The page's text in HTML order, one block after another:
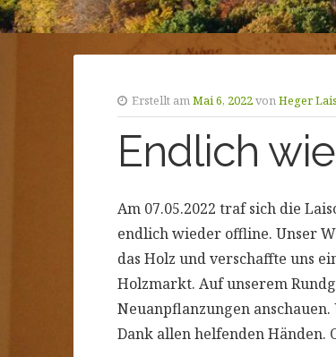
Erstellt amMai 6, 2022vonHeger
Endlich
Am 07.05.2022 traf sich die
endlich wieder offline. Unser
das Holz und verschaffte uns
Holzmarkt. Auf unserem
Neuanpflanzungen
Dank allen helfenden Händen.